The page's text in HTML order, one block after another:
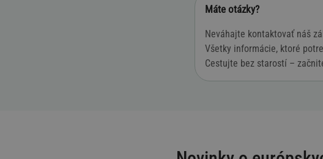
Máte otázky?
Neváhajte kontaktovať náš
Všetky informácie, ktoré
Cestujte bez starostí –